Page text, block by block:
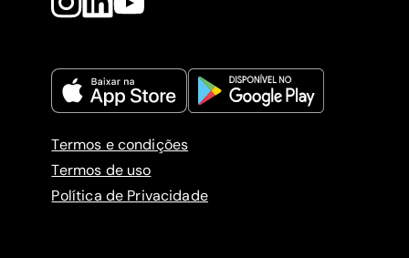
Termos e condições
Termos de uso
Política de Privacidade